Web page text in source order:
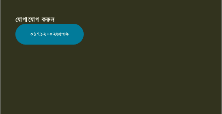
LOGO
যোগাযোগ করুন
০১৭১২-০২৬৫৩৯